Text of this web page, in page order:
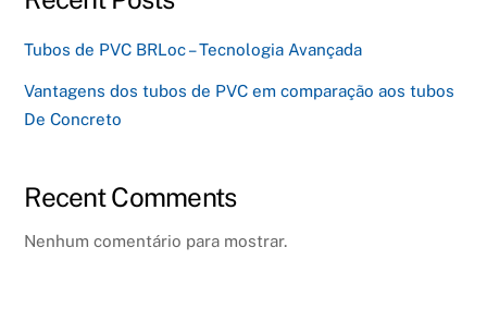
Tubos de PVC BRLoc – Tecnologia Avançada
Vantagens dos tubos de PVC em comparação aos tubos
De Concreto
Recent Comments
Nenhum comentário para mostrar.